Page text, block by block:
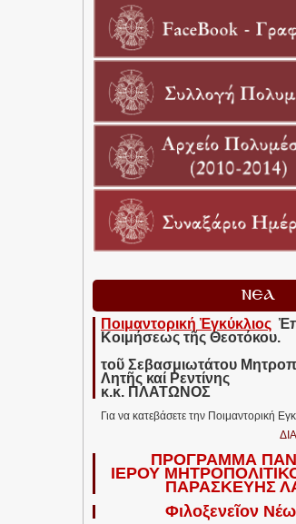
ΝΕΑ
Ποιμαντορική Ἐγκύκλιος
Κοιμήσεως τῆς Θεοτόκου.
τοῦ Σεβασμιωτάτου
Λητῆς καί Ρεντίνης
κ.κ. ΠΛΑΤΩΝΟΣ
Για να κατεβάσετε την Ποιμαντορική
ΠΡΟΓΡΑΜΜΑ
ΙΕΡΟΥ
ΠΑΡΑΣΚΕΥΗΣ
Φιλοξενεῖον